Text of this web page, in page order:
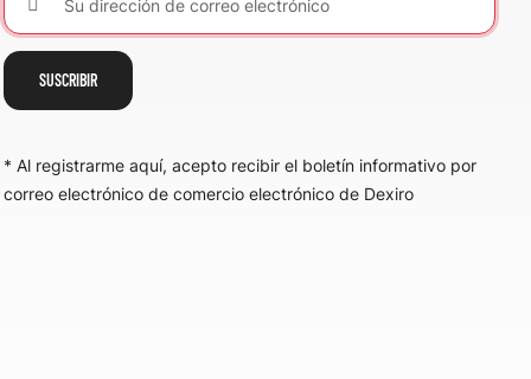
SUSCRIBIR
* Al registrarme aquí, acepto recibir el boletín informativo por
correo electrónico de comercio electrónico de Dexiro